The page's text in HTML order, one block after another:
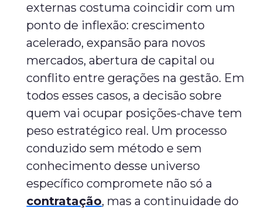
externas costuma coincidir com um
ponto de inflexão: crescimento
acelerado, expansão para novos
mercados, abertura de capital ou
conflito entre gerações na gestão. Em
todos esses casos, a decisão sobre
quem vai ocupar posições-chave tem
peso estratégico real. Um processo
conduzido sem método e sem
conhecimento desse universo
específico compromete não só a
contratação, mas a continuidade do